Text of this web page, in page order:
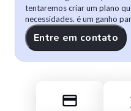
tentaremos criar um plano
necessidades. é um ganho
Entre em contato